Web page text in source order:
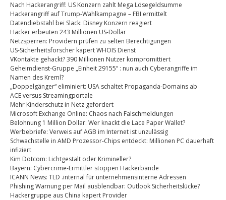
Nach Hackerangriff: US Konzern zahlt Mega Lösegeldsumme
Hackerangriff auf Trump-Wahlkampagne – FBI ermittelt
Datendiebstahl bei Slack: Disney Konzern reagiert
Hacker erbeuten 243 Millionen US-Dollar
Netzsperren: Providern prüfen zu selten Berechtigungen
US-Sicherheitsforscher kapert WHOIS Dienst
VKontakte gehackt? 390 Millionen Nutzer kompromittiert
Geheimdienst-Gruppe „Einheit 29155“ : nun auch Cyberangriffe im
Namen des Kreml?
„Doppelgänger“ eliminiert: USA schaltet Propaganda-Domains ab
ACE versus Streamingportale
Mehr Kinderschutz in Netz gefordert
Microsoft Exchange Online: Chaos nach Falschmeldungen
Belohnung 1 Million Dollar: Wer knackt die Lace Paper Wallet?
Werbebriefe: Verweis auf AGB im Internet ist unzulässig
Schwachstelle in AMD Prozessor-Chips entdeckt: Millionen PC dauerhaft
infiziert
Kim Dotcom: Lichtgestalt oder Krimineller?
Bayern: Cybercrime-Ermittler stoppen Hackerbande
ICANN News: TLD .internal für unternehmensinterne Adressen
Phishing Warnung per Mail ausblendbar: Outlook Sicherheitslücke?
Hackergruppe aus China kapert Provider